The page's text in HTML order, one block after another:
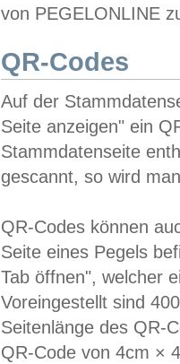
von PEGELONLINE
QR-Codes
Auf der
Seite anzeigen" ein
Stammdatenseite
gescannt, so wird
QR-Codes können
Seite eines Pegels
Tab öffnen", welcher
Voreingestellt sind
Seitenlänge des QR-
QR-Code von 4cm ×